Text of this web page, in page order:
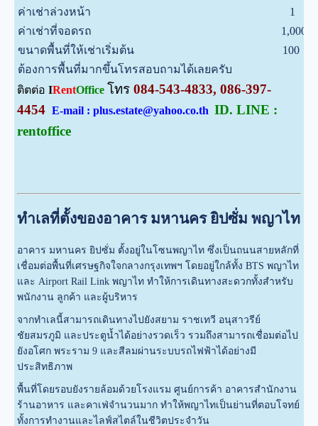
ค่าเช่าล่วงหน้า
1
ค่าเช่าที่จอดรถ
1,000
ขนาดพื้นที่ให้เช่าเริ่มต้น
100
ต้องการพื้นที่มากขึ้นโทรสอบถามได้เลยครับ
ติตต่อ IRentOffice โทร 084-543-4833, 086-397-
4454 E-mail : plus.estate@yahoo.co.th ID. LINE :
rentoffice
ทำเลที่ตั้งของอาคาร มหานคร ยิปซั่ม พญาไท
อาคาร มหานคร ยิปซั่ม ตั้งอยู่ในโซนพญาไท ซึ่งเป็นถนนสายหลักที่
เชื่อมต่อพื้นที่เศรษฐกิจใจกลางกรุงเทพฯ โดยอยู่ใกล้ทั้ง BTS พญาไท
และ Airport Rail Link พญาไท ทำให้การเดินทางสะดวกทั้งสำหรับ
พนักงาน ลูกค้า และผู้บริหาร
จากทำเลนี้สามารถเดินทางไปยังสยาม ราชเทวี อนุสาวรีย์
ชัยสมรภูมิ และประตูน้ำได้อย่างรวดเร็ว รวมถึงสามารถเชื่อมต่อไป
ยังอโศก พระราม 9 และสีลมผ่านระบบรถไฟฟ้าได้อย่างมี
ประสิทธิภาพ
พื้นที่โดยรอบยังรายล้อมด้วยโรงแรม ศูนย์การค้า อาคารสำนักงาน
ร้านอาหาร และคาเฟ่จำนวนมาก ทำให้พญาไทเป็นย่านที่ตอบโจทย์
ทั้งการทำงานและไลฟ์สไตล์ในชีวิตประจำวัน